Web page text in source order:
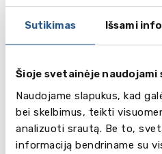
Sutikimas Išsami
Šioje svetainėje naudojami
Naudojame slapukus, kad
bei skelbimus, teikti
analizuoti srautą. Be to,
informaciją bendriname su
Northumbrijos Universiteto
svarbiausiais pokyčiais po
Anglijoje?
Kodėl Northumbria vis
studentų iš įvairiausių
stipendijos yra siūlomos